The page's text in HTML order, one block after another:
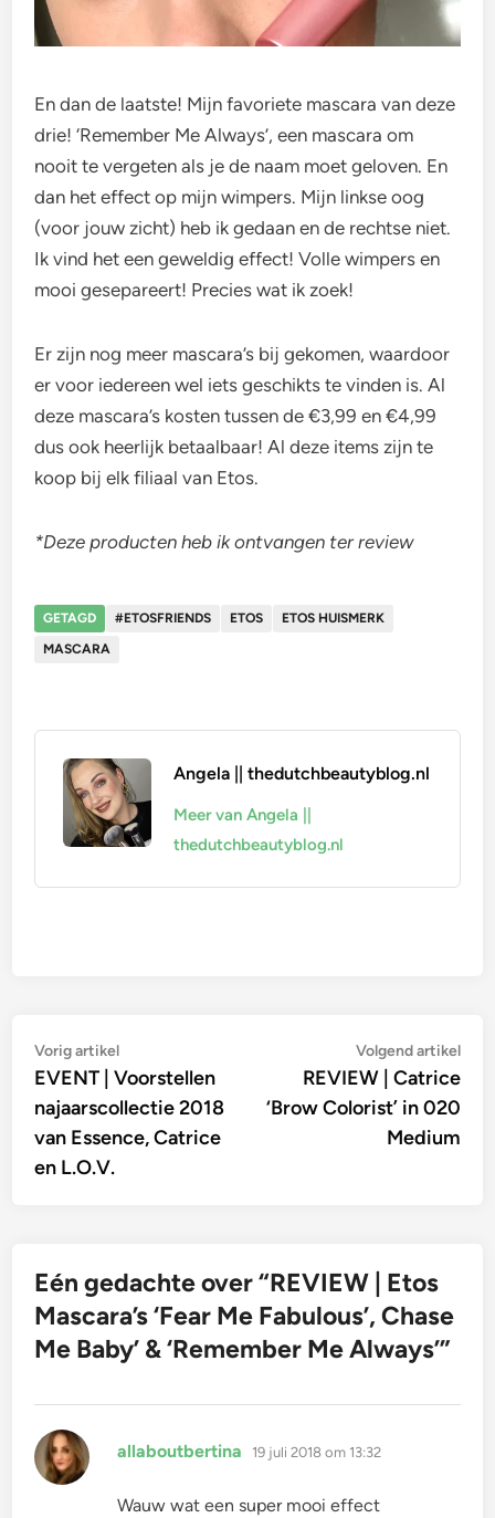
En dan de laatste! Mijn favoriete mascara van deze
drie! ‘Remember Me Always’, een mascara om
nooit te vergeten als je de naam moet geloven. En
dan het effect op mijn wimpers. Mijn linkse oog
(voor jouw zicht) heb ik gedaan en de rechtse niet.
Ik vind het een geweldig effect! Volle wimpers en
mooi gesepareert! Precies wat ik zoek!
Er zijn nog meer mascara’s bij gekomen, waardoor
er voor iedereen wel iets geschikts te vinden is. Al
deze mascara’s kosten tussen de €3,99 en €4,99
dus ook heerlijk betaalbaar! Al deze items zijn te
koop bij elk filiaal van Etos.
*Deze producten heb ik ontvangen ter review
GETAGD #ETOSFRIENDS ETOS
ETOS HUISMERK
MASCARA
Angela || thedutchbeautyblog.nl
Meer van Angela ||
thedutchbeautyblog.nl
Bericht
navigatie
Vorig artikelVorig
artikel:
EVENT | Voorstellen
najaarscollectie 2018
van Essence, Catrice
en L.O.V.
Volgend artikel
REVIEW | Catrice
‘Brow Colorist’ in 020
Medium
Eén gedachte over “REVIEW | Etos
Mascara’s ‘Fear Me Fabulous’, Chase
Me Baby’ & ‘Remember Me Always’”
allaboutbertina schreef:
19 juli 2018 om 13:32
Wauw wat een super mooi effect